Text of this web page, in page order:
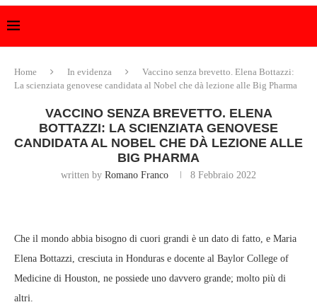
Home In evidenza
Vaccino senza brevetto. Elena Bottazzi:
La scienziata genovese candidata al Nobel che dà lezione alle Big Pharma
VACCINO SENZA BREVETTO. ELENA
BOTTAZZI: LA SCIENZIATA GENOVESE
CANDIDATA AL NOBEL CHE DÀ LEZIONE ALLE
BIG PHARMA
written by Romano Franco 8 Febbraio 2022
Che il mondo abbia bisogno di cuori grandi è un dato di fatto, e Maria
Elena Bottazzi, cresciuta in Honduras e docente al Baylor College of
Medicine di Houston, ne possiede uno davvero grande; molto più di
altri.